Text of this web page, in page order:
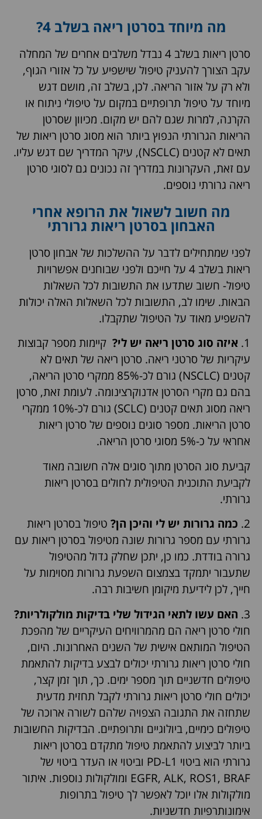
מה מיוחד בסרטן ריאה בשלב 4?
סרטן ריאות בשלב 4 נבדל משלבים אחרים של המחלה
עקב הצורך להעניק טיפול שישפיע על כל אזורי הגוף,
ולא רק על אזור הריאה. לכן, בשלב זה, מושם דגש
מיוחד על טיפול תרופתיים במקום על טיפולי ניתוח או
הקרנה, למרות שגם להם יש מקום. מכיוון שסרטן
הריאות הגרורתי הנפוץ ביותר הוא מסוג סרטן ריאות של
תאים לא קטנים (NSCLC), עיקר המדריך שם דגש עליו.
עם זאת, העקרונות במדריך זה נכונים גם לסוגי סרטן
ריאה גרורתי נוספים.
מה חשוב לשאול את הרופא אחרי
האבחון בסרטן ריאות גרורתי
לפני שמתחילים לדבר על ההשלכות של אבחון סרטן
ריאות בשלב 4 על חייכם ולפני שבוחנים אפשרויות
טיפול- חשוב שתדעו את התשובות לכל השאלות
הבאות. שימו לב, התשובות לכל השאלות האלה יכולות
להשפיע מאוד על הטיפול שתקבלו.
1. איזה סוג סרטן ריאה יש לי?קיימות מספר קבוצות
עיקריות של סרטני ריאה. סרטן ריאה של תאים לא
קטנים (NSCLC) גורם לכ-85% ממקרי סרטן הריאה,
בהם גם מקרי הסרטן אדנוקרצינומה. לעומת זאת, סרטן
ריאה מסוג תאים קטנים (SCLC) גורם לכ-10% ממקרי
סרטן הריאות. מספר סוגים נוספים של סרטן ריאות
אחראי על כ-5% מסוגי סרטן הריאה.
קביעת סוג הסרטן מתוך סוגים אלה חשובה מאוד
לקביעת התוכנית הטיפולית לחולים בסרטן ריאות
גרורתי.
2. כמה גרורות יש לי והיכן הן?טיפול בסרטן ריאות
גרורתי עם מספר גרורות שונה מטיפול בסרטן ריאות עם
גרורה בודדת. כמו כן, יתכן שחלק גדול מהטיפול
שתעבור יתמקד בצמצום השפעת גרורות מסוימות על
חייך, לכן לידיעת מיקומן חשיבות רבה.
3. האם עשו לתאי הגידול שלי בדיקות מולקולריות?
חולי סרטן ריאה הם מהמרוויחים העיקריים של מהפכת
הטיפול המותאם אישית של השנים האחרונות. היום,
חולי סרטן ריאות גרורתי יכולים לבצע בדיקות להתאמת
טיפולים חדשניים תוך מספר ימים. כך, תוך זמן קצר,
יכולים חולי סרטן ריאות גרורתי לקבל תחזית מדעית
שתחזה את התגובה הצפויה שלהם לשורה ארוכה של
טיפולים כימיים, ביולוגיים ותרופתיים. הבדיקות החשובות
ביותר לביצוע להתאמת טיפול מתקדם בסרטן ריאות
גרורתי הוא ביטוי PD-L1 וביטוי או העדר ביטוי של
EGFR, ALK, ROS1, BRAF ומולקולות נוספות. איתור
מולקולות אלו יוכל לאפשר לך טיפול בתרופות
אימונותרפיות חדשניות.